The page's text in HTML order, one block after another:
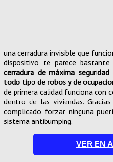
una cerradura invisible que
dispositivo te parece bastante
cerradura de máxima
todo tipo de robos y de
de primera calidad funciona con
dentro de las viviendas.
complicado forzar ninguna
sistema antibumping.
VER EN